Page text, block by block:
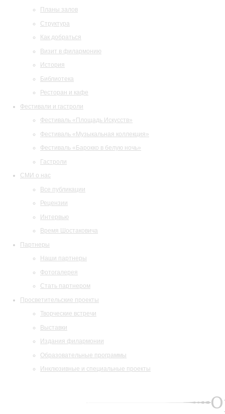
Планы залов
Структура
Как добраться
Визит в филармонию
История
Библиотека
Ресторан и кафе
Фестивали и гастроли
Фестиваль «Площадь Искусств»
Фестиваль «Музыкальная коллекция»
Фестиваль «Барокко в белую ночь»
Гастроли
СМИ о нас
Все публикации
Рецензии
Интервью
Время Шостаковича
Партнеры
Наши партнеры
Фотогалерея
Стать партнером
Просветительские проекты
Творческие встречи
Выставки
Издания филармонии
Образовательные программы
Инклюзивные и специальные проекты